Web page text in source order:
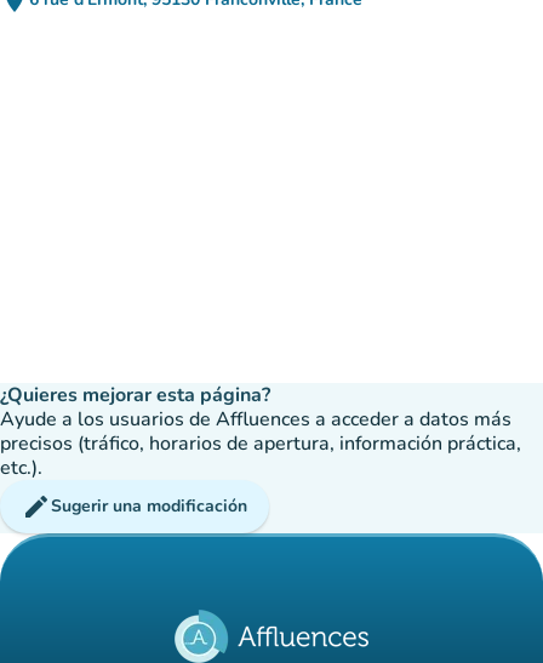
(abrir en Google Maps)
(nueva pestaña)
¿Quieres mejorar esta página?
Ayude a los usuarios de Affluences a acceder a datos más
precisos (tráfico, horarios de apertura, información práctica,
etc.).
editSugerir una modificación